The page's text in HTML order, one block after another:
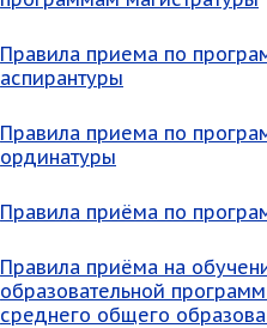
Правила приема по
аспирантуры
Правила приема по
ординатуры
Правила приёма по
Правила приёма на
образовательной
среднего общего